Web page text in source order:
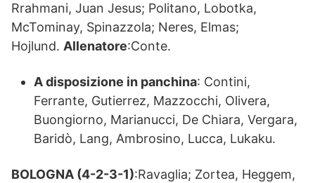
Rrahmani, Juan Jesus; Politano, Lobotka,
McTominay, Spinazzola; Neres, Elmas;
Hojlund. Allenatore:Conte.
A disposizione in panchina: Contini,
Ferrante, Gutierrez, Mazzocchi, Olivera,
Buongiorno, Marianucci, De Chiara, Vergara,
Baridò, Lang, Ambrosino, Lucca, Lukaku.
BOLOGNA (4-2-3-1):Ravaglia; Zortea, Heggem,